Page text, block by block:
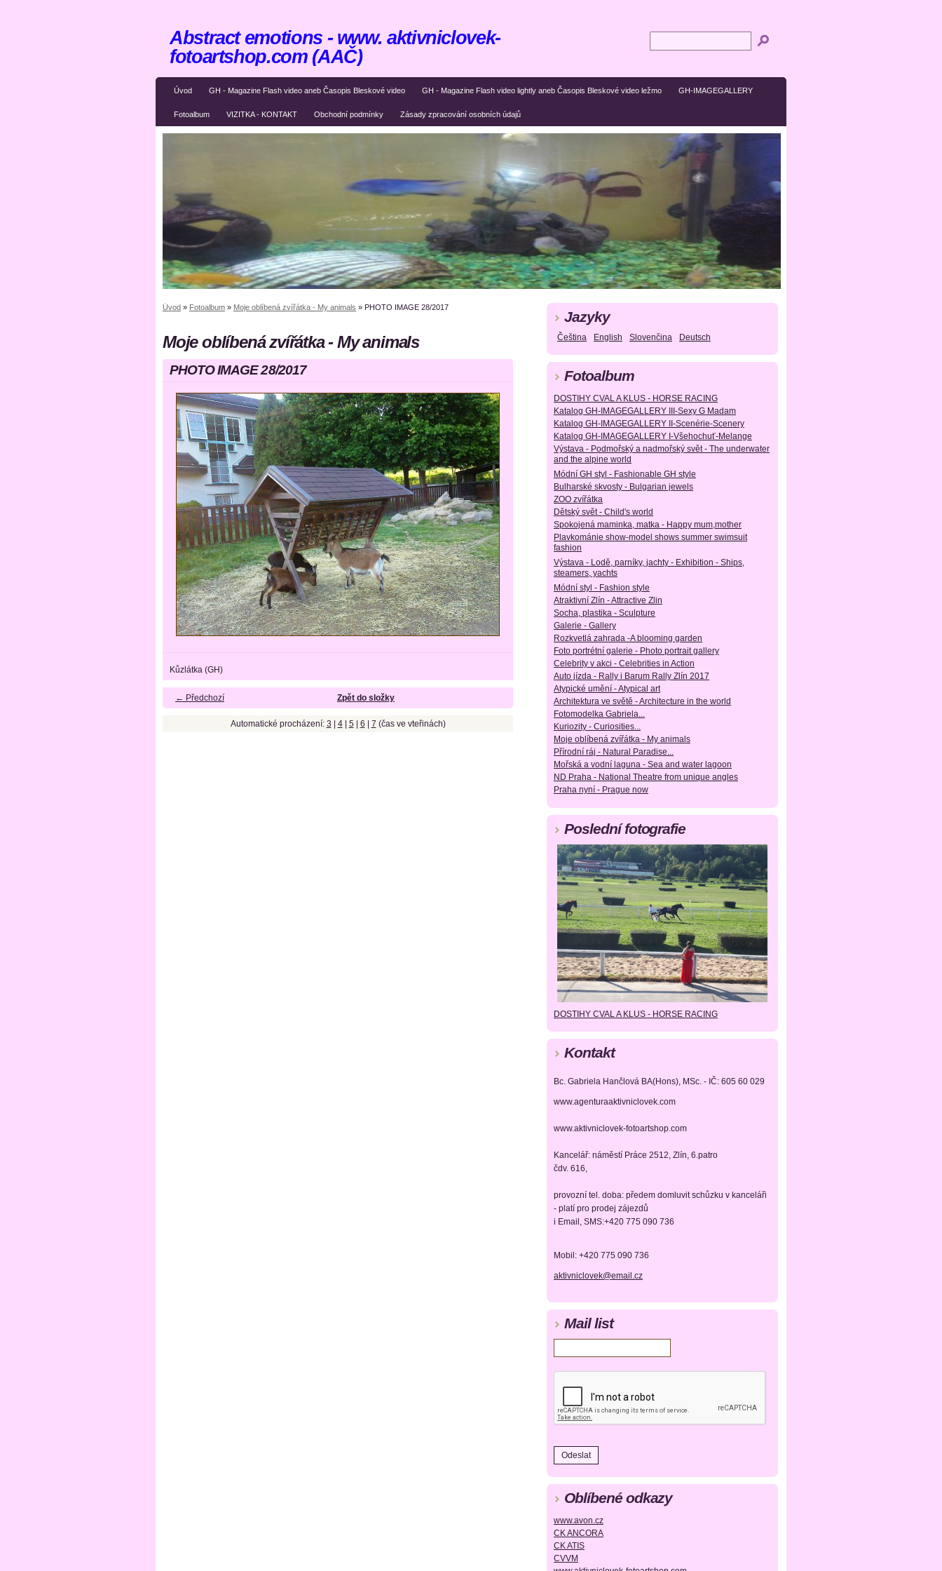
Úvod GH - Magazine Flash video aneb Časopis Bleskové video GH - Magazine Flash video lightly aneb Časopis Bleskové video ležmo GH-IMAGEGALLERY
Fotoalbum VIZITKA - KONTAKT Obchodní podmínky Zásady zpracování osobních údajů
Abstract emotions - www. aktivniclovek-
fotoartshop.com (AAČ)
Úvod » Fotoalbum » Moje oblíbená zvířátka - My animals » PHOTO IMAGE 28/2017
Moje oblíbená zvířátka - My animals
PHOTO IMAGE 28/2017
Kůzlátka (GH)
← Předchozí Zpět do složky
Automatické procházení: 3 4| 5| 6 7 (čas ve vteřinách)
Jazyky
Čeština English Slovenčina Deutsch
Fotoalbum
DOSTIHY CVAL A KLUS - HORSE RACING
Katalog GH-IMAGEGALLERY III-Sexy G Madam
Katalog GH-IMAGEGALLERY II-Scenérie-Scenery
Katalog GH-IMAGEGALLERY I-Všehochuť-Melange
Výstava - Podmořský a nadmořský svět - The underwater
and the alpine world
Módní GH styl - Fashionable GH style
Bulharské skvosty - Bulgarian jewels
ZOO zvířátka
Dětský svět - Child's world
Spokojená maminka, matka - Happy mum,mother
Plavkománie show-model shows summer swimsuit
fashion
Výstava - Lodě, parníky, jachty - Exhibition - Ships,
steamers, yachts
Módní styl - Fashion style
Atraktivní Zlín - Attractive Zlin
Socha, plastika - Sculpture
Galerie - Gallery
Rozkvetlá zahrada -A blooming garden
Foto portrétní galerie - Photo portrait gallery
Celebrity v akci - Celebrities in Action
Auto jízda - Rally i Barum Rally Zlín 2017
Atypické umění - Atypical art
Architektura ve světě - Architecture in the world
Fotomodelka Gabriela...
Kuriozity - Curiosities...
Moje oblíbená zvířátka - My animals
Přírodní ráj - Natural Paradise...
Mořská a vodní laguna - Sea and water lagoon
ND Praha - National Theatre from unique angles
Praha nyní - Prague now
Poslední fotografie
DOSTIHY CVAL A KLUS - HORSE RACING
Kontakt
Bc. Gabriela Hančlová BA(Hons), MSc. - IČ: 605 60 029
www.agenturaaktivniclovek.com
www.aktivniclovek-fotoartshop.com
Kancelář: náměstí Práce 2512, Zlín, 6.patro
čdv. 616,
provozní tel. doba: předem domluvit schůzku v kanceláři
- platí pro prodej zájezdů
i Email, SMS:+420 775 090 736
Mobil: +420 775 090 736
aktivniclovek@email.cz
Mail list
Oblíbené odkazy
www.avon.cz
CK ANCORA
CK ATIS
CVVM